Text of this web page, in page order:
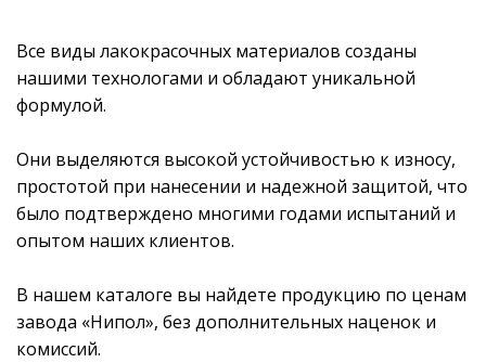
Все виды лакокрасочных материалов созданы
нашими технологами и обладают уникальной
формулой.
Они выделяются высокой устойчивостью к износу,
простотой при нанесении и надежной защитой, что
было подтверждено многими годами испытаний и
опытом наших клиентов.
В нашем каталоге вы найдете продукцию по ценам
завода «Нипол», без дополнительных наценок и
комиссий.